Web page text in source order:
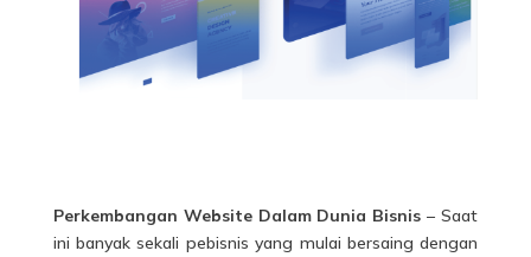
Perkembangan Website Dalam Dunia Bisnis – Saat
ini banyak sekali pebisnis yang mulai bersaing dengan